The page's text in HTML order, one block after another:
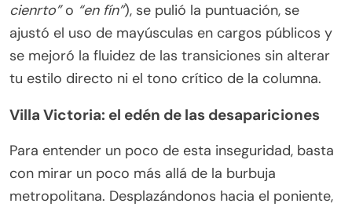
cienrto”o “en fín”), se pulió la puntuación, se
ajustó el uso de mayúsculas en cargos públicos y
se mejoró la fluidez de las transiciones sin alterar
tu estilo directo ni el tono crítico de la columna.
Villa Victoria: el edén de las desapariciones
Para entender un poco de esta inseguridad, basta
con mirar un poco más allá de la burbuja
metropolitana. Desplazándonos hacia el poniente,